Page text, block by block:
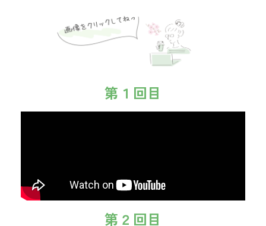
第１回目
第２回目